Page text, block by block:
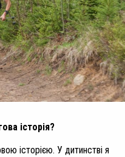
історія?
історією. У дитинстві я